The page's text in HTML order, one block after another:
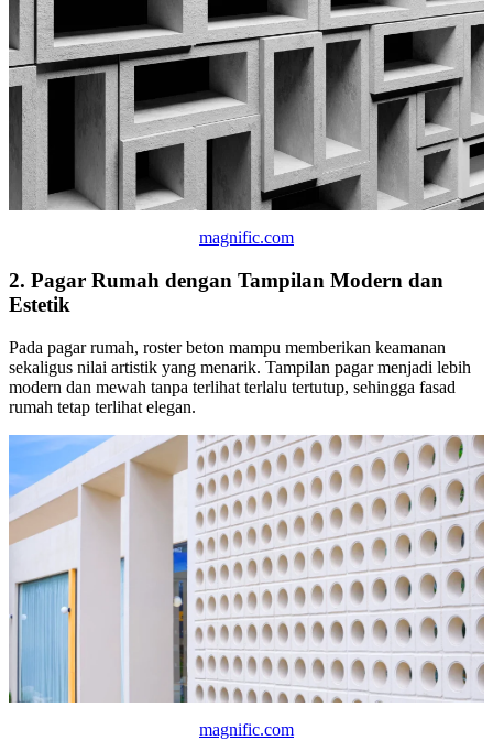
magnific.com
2. Pagar Rumah dengan Tampilan Modern dan
Estetik
Pada pagar rumah, roster beton mampu memberikan keamanan
sekaligus nilai artistik yang menarik. Tampilan pagar menjadi lebih
modern dan mewah tanpa terlihat terlalu tertutup, sehingga fasad
rumah tetap terlihat elegan.
magnific.com